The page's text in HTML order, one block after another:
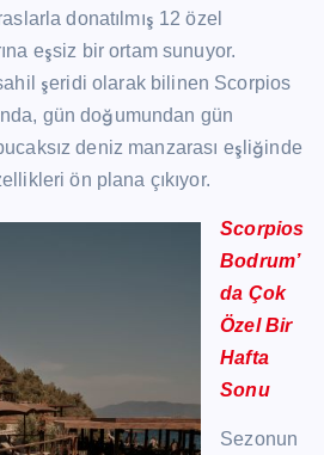
donatılmış 12 özel
eşsiz bir ortam sunuyor.
şeridi olarak bilinen Scorpios
gün doğumundan gün
deniz manzarası eşliğinde
ön plana çıkıyor.
Scorpios
Bodrum’
da Çok
Özel Bir
Hafta
Sonu
Sezonun